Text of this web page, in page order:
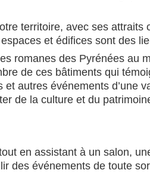
territoire, avec ses
et édifices sont des
romanes des Pyrénées au
de ces bâtiments qui
autres événements d’une
de la culture et du
en assistant à un salon,
des événements de toute